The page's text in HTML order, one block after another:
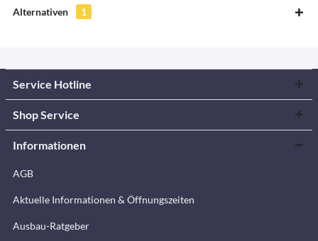
Alternativen 1
Service Hotline
Shop Service
Informationen
AGB
Aktuelle Informationen & Öffnungszeiten
Ausbau-Ratgeber